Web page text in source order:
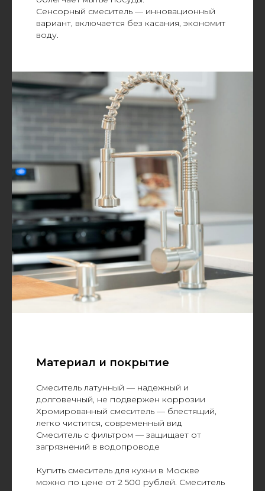
Сенсорный смеситель — инновационный
вариант, включается без касания, экономит
воду.
Материал и покрытие
Смеситель латунный — надежный и
долговечный, не подвержен коррозии
Хромированный смеситель — блестящий,
легко чистится, современный вид
Смеситель с фильтром — защищает от
загрязнений в водопроводе
Купить смеситель для кухни в Москве
можно по цене от 2 500 рублей. Смеситель